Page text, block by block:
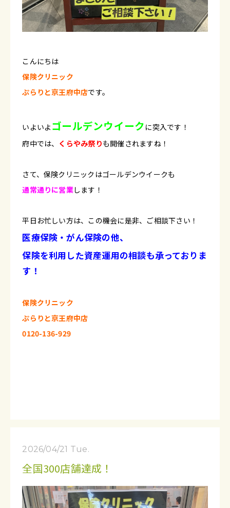
こんにちは
保険クリニック
ぷらりと京王府中店です。
いよいよ ゴールデンウイーク に突入です！
府中では、 くらやみ祭りも開催されますね！
さて、保険クリニックはゴールデンウイークも
通常通りに営業します！
平日お忙しい方は、この機会に是非、ご相談下さい！
医療保険・がん保険の他、
保険を利用した資産運用の相談も承っておりま
す！
保険クリニック
ぷらりと京王府中店
0120-136-929
2026/04/21 Tue.
全国300店舗達成！